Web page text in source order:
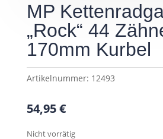
MP
„Rock“ 44
170mm Kurbel
Artikelnummer: 12493
54,95€
Nicht vorrätig